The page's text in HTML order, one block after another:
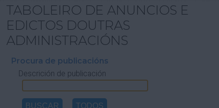
CARTAFOL CIDADÁN
UTILIDADES
AXUDA
TABOLEIRO DE ANUNCIOS E
EDICTOS DOUTRAS
ADMINISTRACIÓNS
Procura de publicacións
Descrición de publicación